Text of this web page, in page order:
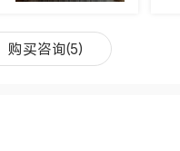
购买咨询(5)